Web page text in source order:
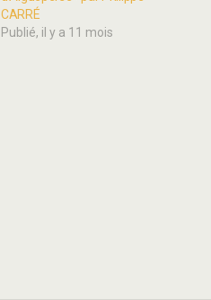
CARRÉ
Publié, il y a 11 mois